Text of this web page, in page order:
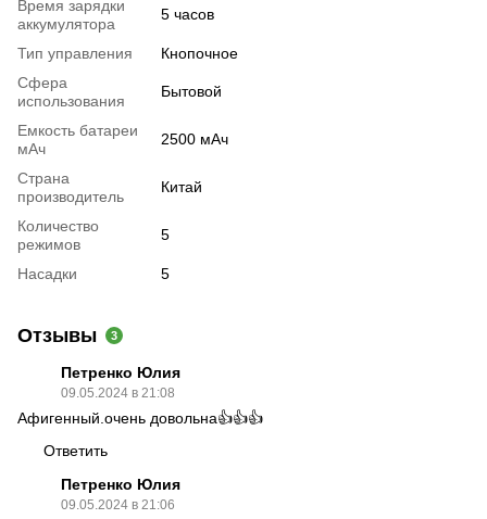
Время зарядки
аккумулятора
5 часов
Тип управления
Кнопочное
Сфера
использования
Бытовой
Емкость батареи
мАч
2500 мАч
Страна
производитель
Китай
Количество
режимов
5
Насадки 5
Отзывы 3
Петренко Юлия
09.05.2024 в 21:08
Афигенный.очень довольна👍👍👍
Ответить
Петренко Юлия
09.05.2024 в 21:06